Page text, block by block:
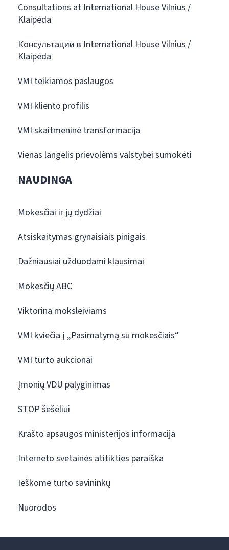
Consultations at International House Vilnius /
Klaipėda
Консультации в International House Vilnius /
Klaipėda
VMI teikiamos paslaugos
VMI kliento profilis
VMI skaitmeninė transformacija
Vienas langelis prievolėms valstybei sumokėti
NAUDINGA
Mokesčiai ir jų dydžiai
Atsiskaitymas grynaisiais pinigais
Dažniausiai užduodami klausimai
Mokesčių ABC
Viktorina moksleiviams
VMI kviečia į „Pasimatymą su mokesčiais“
VMI turto aukcionai
Įmonių VDU palyginimas
STOP šešėliui
Krašto apsaugos ministerijos informacija
Interneto svetainės atitikties paraiška
Ieškome turto savininkų
Nuorodos